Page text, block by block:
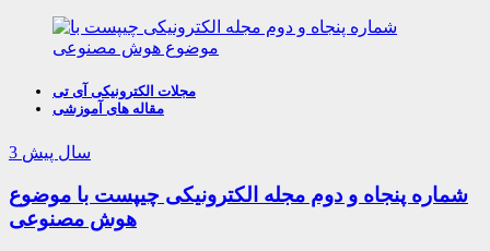
مجلات الکترونیکی آی تی
مقاله های آموزشی
3 سال پیش
شماره پنجاه و دوم مجله الکترونیکی چیپست با موضوع
هوش مصنوعی